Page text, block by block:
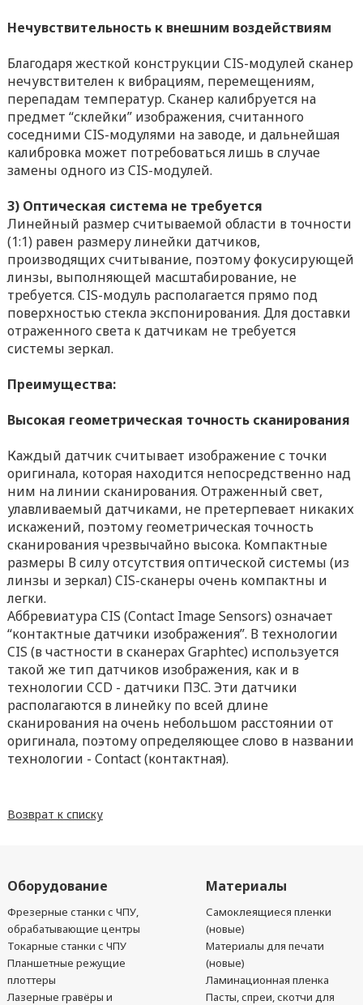
Нечувствительность к внешним воздействиям
Благодаря жесткой конструкции CIS-модулей сканер
нечувствителен к вибрациям, перемещениям,
перепадам температур. Сканер калибруется на
предмет “склейки” изображения, считанного
соседними CIS-модулями на заводе, и дальнейшая
калибровка может потребоваться лишь в случае
замены одного из CIS-модулей.
3) Оптическая система не требуется
Линейный размер считываемой области в точности
(1:1) равен размеру линейки датчиков,
производящих считывание, поэтому фокусирующей
линзы, выполняющей масштабирование, не
требуется. CIS-модуль располагается прямо под
поверхностью стекла экспонирования. Для доставки
отраженного света к датчикам не требуется
системы зеркал.
Преимущества:
Высокая геометрическая точность сканирования
Каждый датчик считывает изображение с точки
оригинала, которая находится непосредственно над
ним на линии сканирования. Отраженный свет,
улавливаемый датчиками, не претерпевает никаких
искажений, поэтому геометрическая точность
сканирования чрезвычайно высока. Компактные
размеры В силу отсутствия оптической системы (из
линзы и зеркал) CIS-сканеры очень компактны и
легки.
Аббревиатура CIS (Contact Image Sensors) означает
“контактные датчики изображения”. В технологии
CIS (в частности в сканерах Graphtec) используется
такой же тип датчиков изображения, как и в
технологии CCD - датчики ПЗС. Эти датчики
располагаются в линейку по всей длине
сканирования на очень небольшом расстоянии от
оригинала, поэтому определяющее слово в названии
технологии - Contact (контактная).
Возврат к списку
Оборудование
Фрезерные станки с ЧПУ,
обрабатывающие центры
Токарные станки с ЧПУ
Планшетные режущие
плоттеры
Лазерные гравёры и
Материалы
Самоклеящиеся пленки
(новые)
Материалы для печати
(новые)
Ламинационная пленка
Пасты, спреи, скотчи для